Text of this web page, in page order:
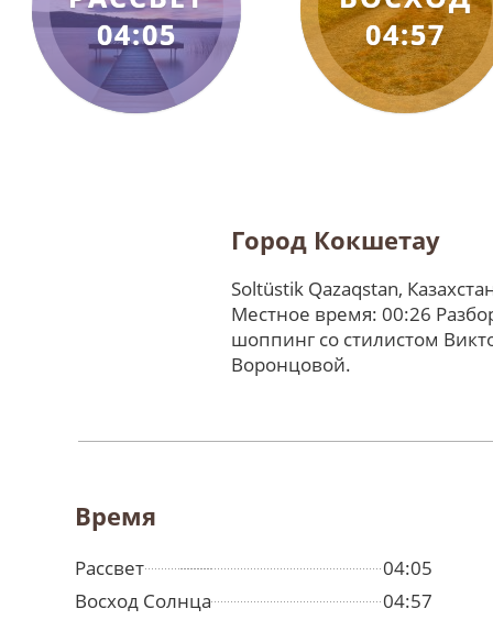
04:05
04:57
Город Кокшетау
Soltüstik Qazaqstan,
Местное время: 00:26
шоппинг со стилистом
Воронцовой.
Время
Рассвет
04:05
Восход Солнца
04:57